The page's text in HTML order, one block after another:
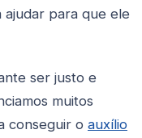
para que ele
ser justo e
muitos
conseguir o auxílio